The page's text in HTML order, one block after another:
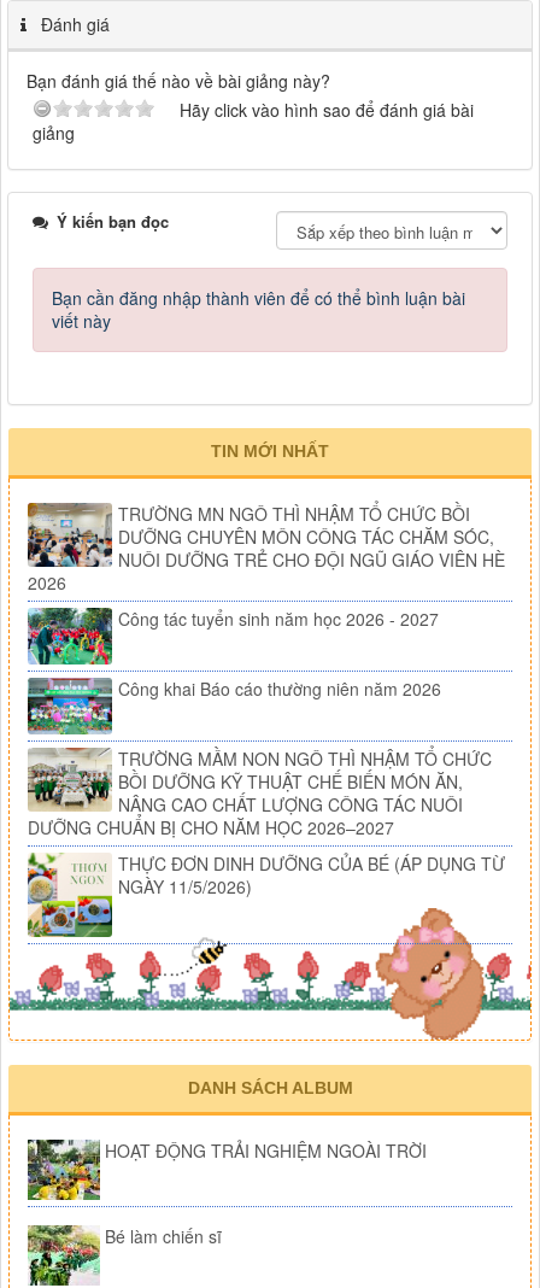
Đánh giá
Bạn đánh giá thế nào về bài giảng này?
Hãy click vào hình sao để đánh giá bài
giảng
Ý kiến bạn đọc
Bạn cần đăng nhập thành viên để có thể bình luận bài
viết này
TIN MỚI NHẤT
TRƯỜNG MN NGÔ THÌ NHẬM TỔ CHỨC BỒI
DƯỠNG CHUYÊN MÔN CÔNG TÁC CHĂM SÓC,
NUÔI DƯỠNG TRẺ CHO ĐỘI NGŨ GIÁO VIÊN HÈ
2026
Công tác tuyển sinh năm học 2026 - 2027
Công khai Báo cáo thường niên năm 2026
TRƯỜNG MẦM NON NGÔ THÌ NHẬM TỔ CHỨC
BỒI DƯỠNG KỸ THUẬT CHẾ BIẾN MÓN ĂN,
NÂNG CAO CHẤT LƯỢNG CÔNG TÁC NUÔI
DƯỠNG CHUẨN BỊ CHO NĂM HỌC 2026–2027
THỰC ĐƠN DINH DƯỠNG CỦA BÉ (ÁP DỤNG TỪ
NGÀY 11/5/2026)
DANH SÁCH ALBUM
HOẠT ĐỘNG TRẢI NGHIỆM NGOÀI TRỜI
Bé làm chiến sĩ